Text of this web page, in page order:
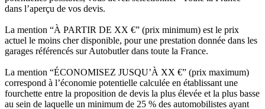
dans l’aperçu de vos devis.
La mention “À PARTIR DE XX €” (prix minimum) est le prix
actuel le moins cher disponible, pour une prestation donnée dans les
garages référencés sur Autobutler dans toute la France.
La mention “ÉCONOMISEZ JUSQU’À XX €” (prix maximum)
correspond à l’économie potentielle calculée en établissant une
fourchette entre la proposition de devis la plus élevée et la plus basse
au sein de laquelle un minimum de 25 % des automobilistes ayant